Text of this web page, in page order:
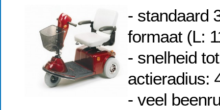
- standaard
formaat (L:
- snelheid
actieradius:
- veel